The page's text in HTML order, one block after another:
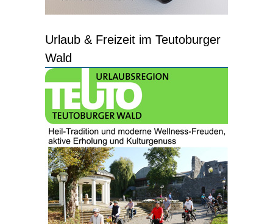
Urlaub & Freizeit im Teutoburger
Wald